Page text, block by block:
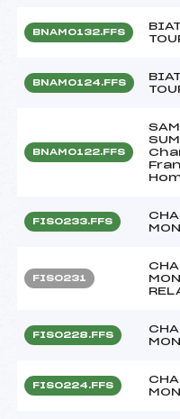
BNAM0132.FFS
BNAM0124.FFS
BNAM0122.FFS
FIS0233.FFS
FIS0231
FIS0228.FFS
FIS0224.FFS